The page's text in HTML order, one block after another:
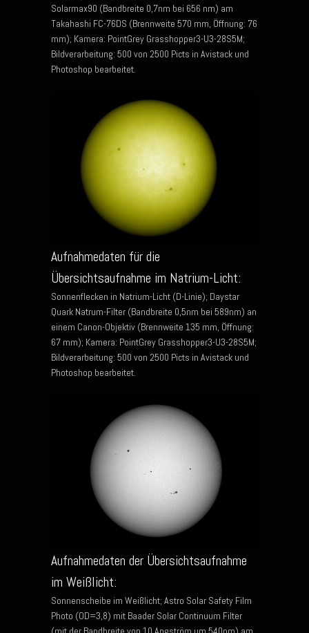
Solarmax90 (Bandbreite 0,7nm bei 656 nm) am
Takahashi FC-76DS (Brennweite 570 mm, Öffnung: 76
mm); Kamera: PointGrey Grasshopper3-U3-28S5M;
Bildverarbeitung: 500 von 2500 Picts in Avistack und
Photoshop bearbeitet.
Aufnahmedaten für die
Übersichtsaufnahme im Natrium-Licht:
Sonnenflecken in Natrium-Licht (D-Linie); Daystar
Quark Natrum-Filter (Bandbreite 0,5nm bei 589nm) an
einem Canon-Objektiv (Brennweite 135 mm, Öffnung:
67 mm); Kamera: PointGrey Grasshopper3-U3-28S5M;
Bildverarbeitung: 500 von 2500 Picts in Avistack und
Photoshop bearbeitet.
Aufnahmedaten der Übersichtsaufnahme
im Weißlicht:
Sonnenscheibe im Weißlicht; Astro Solar Safety Film
Photo (OD=3,8) mit Baader Solar Continuum Filter